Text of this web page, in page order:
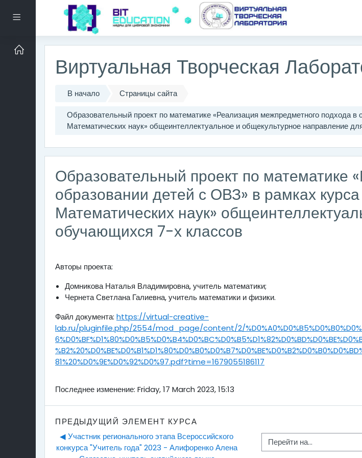
Боковая панель
Перейти к основному содержанию
Виртуальная Творческая
В начало
Страницы сайта
Образовательный проект по математике «Реализация межпредметного подхода
Математических наук» общеинтеллектуальное и общекультурное направление
Образовательный проект по математике
образовании детей с ОВЗ» в рамках
Математических наук»
обучающихся 7-х классов
Авторы проекта:
Домникова Наталья Владимировна, учитель математики;
Чернета Светлана Галиевна, учитель математики и физики.
Файл документа: https://virtual-creative-
lab.ru/pluginfile.php/2554/mod_page/content/2/
81%20%D0%9E%D0%92%D0%97.pdf?time=1679055186117
Последнее изменение: Friday, 17 March 2023, 15:13
ПРЕДЫДУЩИЙ ЭЛЕМЕНТ КУРСА
◀︎ Участник регионального этапа Всероссийского
конкурса "Учитель года" 2023 - Алифоренко Алена
Перейти на...